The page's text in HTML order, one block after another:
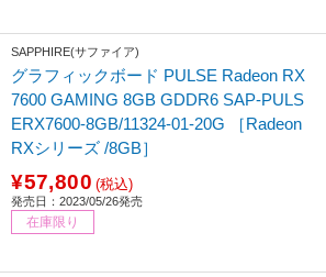
SAPPHIRE(サファイア)
グラフィックボード PULSE Radeon RX
7600 GAMING 8GB GDDR6 SAP-PULS
ERX7600-8GB/11324-01-20G ［Radeon
RXシリーズ /8GB］
¥57,800 (税込)
発売日：2023/05/26発売
在庫限り